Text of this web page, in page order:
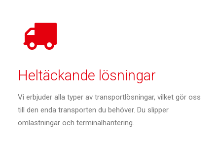
Heltäckande lösningar
Vi erbjuder alla typer av transportlösningar, vilket gör oss
till den enda transporten du behöver. Du slipper
omlastningar och terminalhantering.